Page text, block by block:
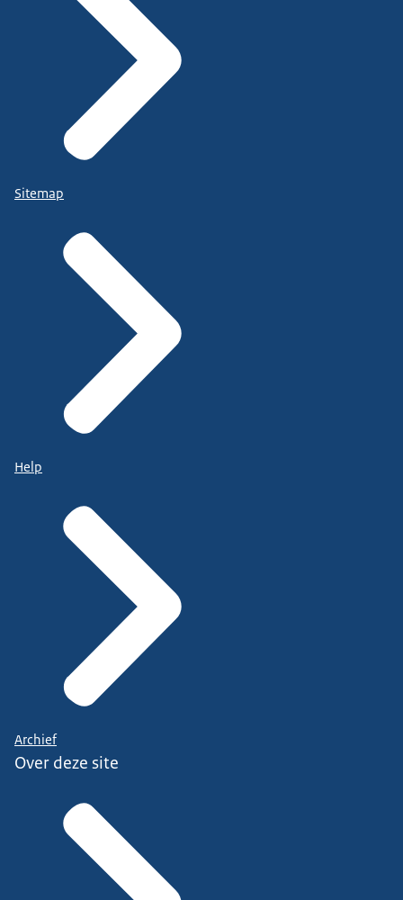
Sitemap
Help
Archief
Over deze site